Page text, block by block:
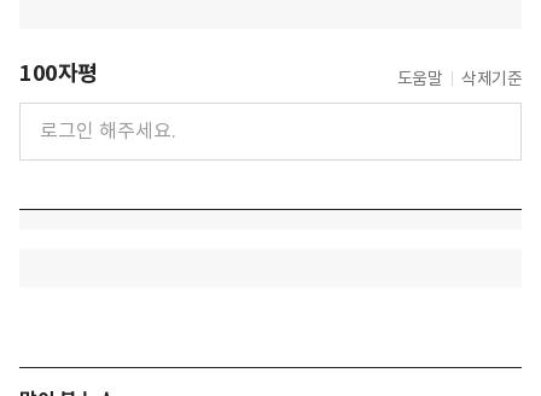
100자평 도움말 삭제기준